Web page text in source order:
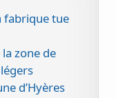
fabrique tue
zone de
d’Hyères